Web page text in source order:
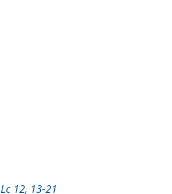
Lc 12, 13-21